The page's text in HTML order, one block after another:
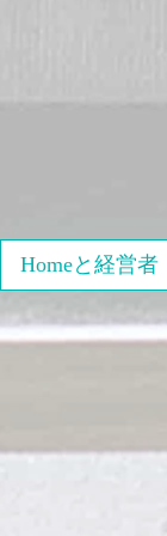
Homeと経営者